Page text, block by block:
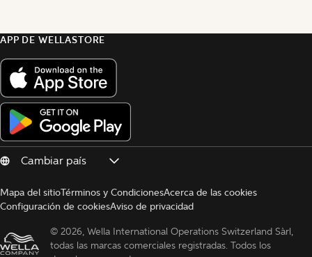
APP DE WELLASTORE
Mapa del sitioTérminos y CondicionesAcerca de las cookies
Configuración de cookiesAviso de privacidad
© 2026, Wella International Operations Switzerland Sàrl,
todas las marcas comerciales registradas. Todos los